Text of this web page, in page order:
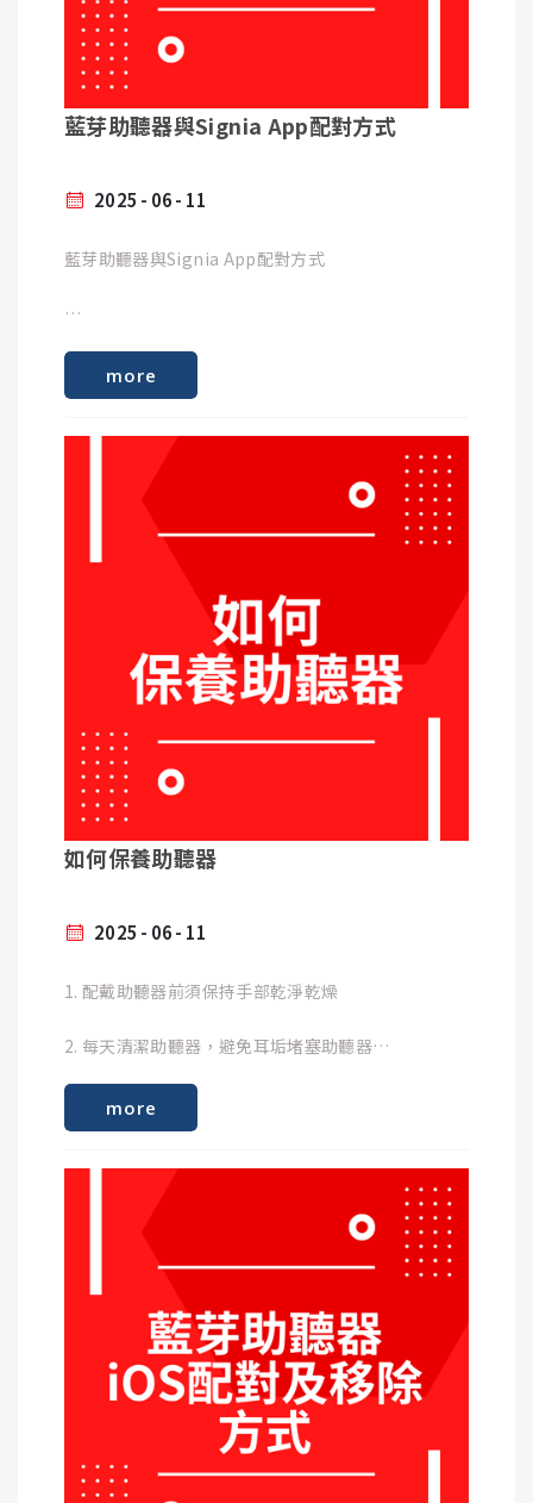
Samsung Galaxy S21
Samsung Galaxy S21 (US)
Samsung Galaxy S21+ 5G (SM-G996U)(US)
Samsung Galaxy S21 Ultra 5G (SM-G998U)(US)
Samsung Galaxy S21 5G (SM-G991B)
Samsung Galaxy S21+ 5G (SM-G996B)
Samsung Galaxy Note 20 Ultra
Samsung Galaxy Note 20 5G (SM-N981U1) (US)
Samsung Galaxy S20+ (US)
Samsung Galaxy S20 5G (SM-G981U1) (US)
Samsung Galaxy S20 Ultra 5G (SM-G988B)
Samsung Galaxy S20 (SM-G980F)
Samsung Galaxy S20 (SM-G) (US)
Samsung Galaxy Note 10+ (SM-N975F)
Samsung Galaxy Note 10+ (SM-N975U1)(US)
Samsung Galaxy Note 10 (SM-N970F)
Samsung Galaxy Note 10 (SM-N970U)(US)
Samsung Galaxy Note 10 Lite (SM-N770F/DS)
Samsung Galaxy S10 Lite (SM-G770F/DS)
Samsung Galaxy S10 (SM-G973F)
Samsung Galaxy S10 (SM-G973U1) (US)
Samsung Galaxy S10+ (SM-G975U) (US)
Samsung Galaxy S10e (SM-G970F)
Samsung Galaxy S10e (SM-G970U) (US/China)
Samsung Galaxy S10 5G (SM-G977U) (US)
Samsung Galaxy S10 5G (SM-G977B)
Google Pixel 9 Pro XL
Google Pixel 9
Google Pixel 8a
Google Pixel 8
Google Pixel 7a
Google Pixel 7
Google Pixel 6
Google Pixel 6 Pro
Google Pixel 6a
Google Pixel 5
Google Pixel 5a 5G
Google Pixel 4a 5G
Google Pixel 4
Google Pixel 3
https://www.songring.com.tw/article_detail/34
步驟2 :
步驟3 :
步驟4 :
點選「設置Telecare」 ，出現說明後點選「我同
意」。
接著會出現「連線至您的選配師」畫面，點選「連
線」即完成設定。
完成上述設定後，等待頌聆選配人員連線您的助聽
器，您將會透過Signia App收到我們的來電顯示 :
請按下「接聽」圖示，並點選「OK」同意選配師調整
您的助聽器。
接著，您便享有便利的遠端調整服務~
11
06
2025
藍芽助聽器與Signia App配對方式
藍芽助聽器與Signia App配對方式
more
11
06
2025
如何保養助聽器
1. 配戴助聽器前須保持手部乾淨乾燥
2. 每天清潔助聽器，避免耳垢堵塞助聽器
3. 洗澡、洗臉或洗頭時，不要戴助聽器，避免助聽器
接觸到水
4. 避免助聽器掉落或碰撞
5. 不使用助聽器時，取出電池放置在除濕盒或專用除
6. 助聽器放置位置須遠離小孩及寵物
7. 助聽器長期不使用，必須將電池取出避免電池受潮
造成助聽器損壞
8. 助聽器發生問題，切勿自行修理
more